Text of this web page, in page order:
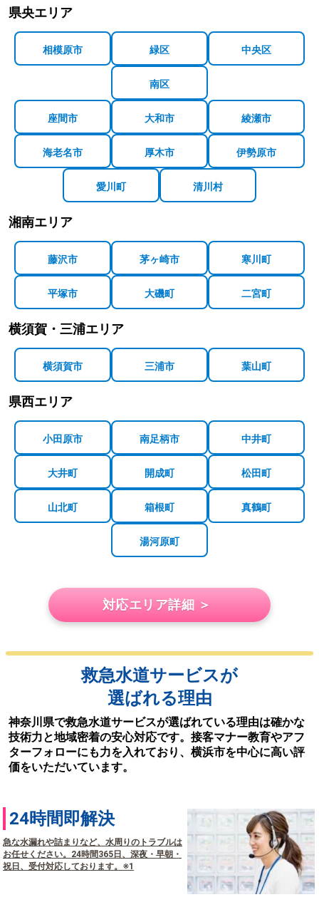
県央エリア
相模原市 緑区 中央区
南区
座間市 大和市 綾瀬市
海老名市 厚木市 伊勢原市
愛川町 清川村
湘南エリア
藤沢市 茅ヶ崎市 寒川町
平塚市 大磯町 二宮町
横須賀・三浦エリア
横須賀市 三浦市 葉山町
県西エリア
小田原市 南足柄市 中井町
大井町 開成町 松田町
山北町 箱根町 真鶴町
湯河原町
対応エリア詳細 ＞
救急水道サービスが
選ばれる理由
神奈川県で救急水道サービスが選ばれている理由は確かな
技術力と地域密着の安心対応です。接客マナー教育やアフ
ターフォローにも力を入れており、横浜市を中心に高い評
価をいただいています。
24時間即解決
急な水漏れや詰まりなど、水周りのトラブルは
お任せください。24時間365日、深夜・早朝・
祝日、受付対応しております。※1